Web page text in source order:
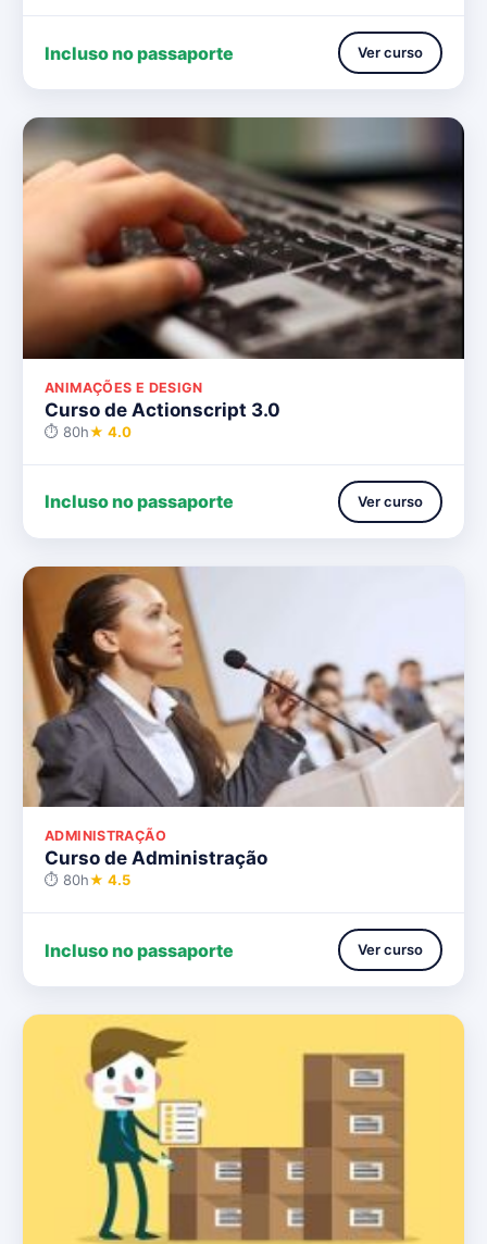
Incluso no passaporte Ver curso
ANIMAÇÕES E DESIGN
Curso de Actionscript 3.0
⏱ 80h★ 4.0
Incluso no passaporte Ver curso
ADMINISTRAÇÃO
Curso de Administração
⏱ 80h★ 4.5
Incluso no passaporte Ver curso